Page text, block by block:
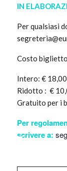
IN
Per qualsiasi
Costo
Intero: €
Ridotto : €
Gratuito per i
Per
scrivere a: